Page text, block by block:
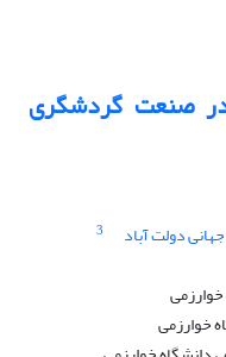
صنعت گردشگری
دولت آباد 3
خوارزمی